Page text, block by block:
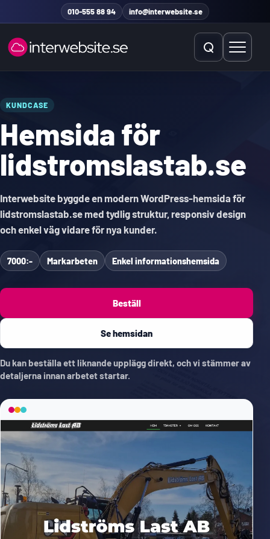
Hoppa till innehåll010-555 88 94 info@interwebsite.se
Öppna sökÖppna
Sök på hela sidan
Sök efter:
KUNDCASE
Hemsida för
lidstromslastab.se
Interwebsite byggde en modern WordPress-hemsida för
lidstromslastab.se med tydlig struktur, responsiv design
och enkel väg vidare för nya kunder.
7000:- Markarbeten Enkel informationshemsida
Beställ
Se hemsidan
Du kan beställa ett liknande upplägg direkt, och vi stämmer av
detaljerna innan arbetet startar.